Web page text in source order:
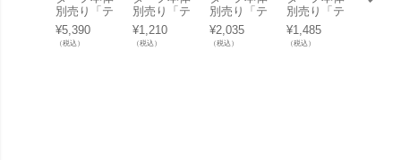
別売り「テ
ンデ（tend
e） プッシ
ュアップポ
¥5,390
（税込）
別売り「テ
ンデ（tend
e） タフネ
スベースペ
¥1,210
（税込）
別売り「テ
ンデ（tend
e） 丸カン
プレート P
¥2,035
（税込）
別売り「テ
ンデ（tend
e） ナス型
カラビナ
¥1,485
（税込）